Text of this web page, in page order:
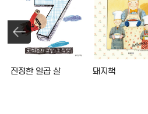
진정한 일곱 살 돼지책